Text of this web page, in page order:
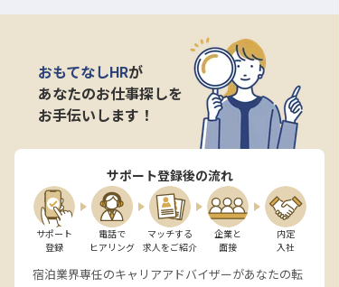
おもてなしHRが
あなたのお仕事探しを
お手伝いします！
サポート登録後の流れ
サポート
登録
電話で
ヒアリング
マッチする
求人をご紹介
企業と
面接
内定
入社
宿泊業界専任のキャリアアドバイザーがあなたの転